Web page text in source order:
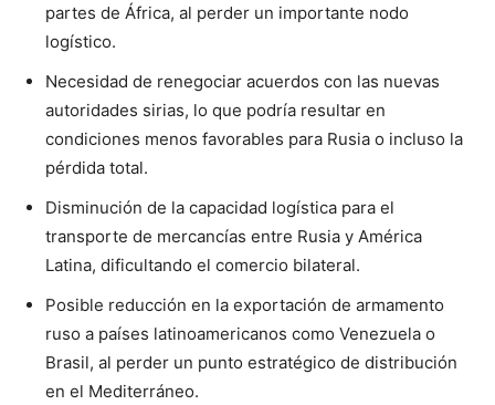
partes de África, al perder un importante nodo
logístico.
Necesidad de renegociar acuerdos con las nuevas
autoridades sirias, lo que podría resultar en
condiciones menos favorables para Rusia o incluso la
pérdida total.
Disminución de la capacidad logística para el
transporte de mercancías entre Rusia y América
Latina, dificultando el comercio bilateral.
Posible reducción en la exportación de armamento
ruso a países latinoamericanos como Venezuela o
Brasil, al perder un punto estratégico de distribución
en el Mediterráneo.